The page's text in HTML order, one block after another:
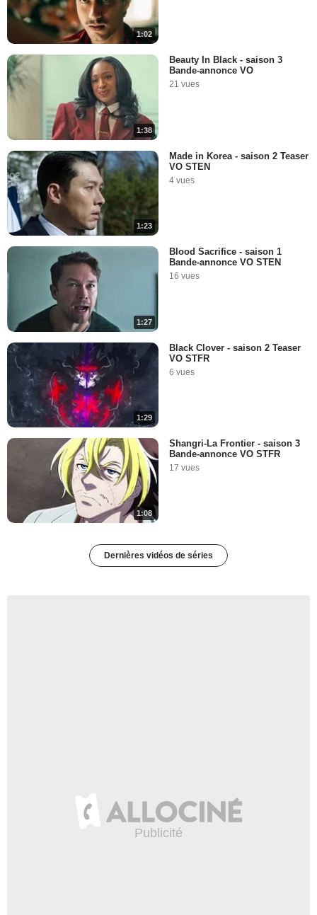
1:02
1:38
Beauty In Black - saison 3
Bande-annonce VO
21 vues
1:23
Made in Korea - saison 2 Teaser
VO STEN
4 vues
1:27
Blood Sacrifice - saison 1
Bande-annonce VO STEN
16 vues
1:29
Black Clover - saison 2 Teaser
VO STFR
6 vues
1:08
Shangri-La Frontier - saison 3
Bande-annonce VO STFR
17 vues
Dernières vidéos de séries